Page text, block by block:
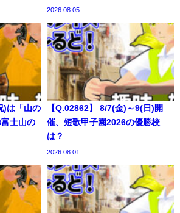
2026.08.05
)は「山の
士山の
【Q.02862】 8/7(金)～9(日)開
催、短歌甲子園2026の優勝校
は？
2026.08.01